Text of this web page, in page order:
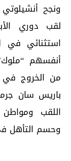
ونجح
لقب دوري
استثنائي في
أنفسهم
من الخروج في
باريس سان
اللقب
وحسم التأهل